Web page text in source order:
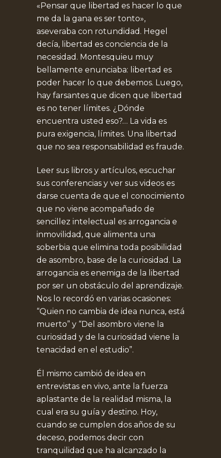
«Pensar que libertad es hacer lo que
me da la gana es ser tonto»,
aseveraba con rotundidad. Hegel
decía, libertad es conciencia de la
necesidad. Montesquieu muy
bellamente enunciaba: libertad es
poder hacer lo que debemos. Luego,
hay farsantes que dicen que libertad
es no tener límites. ¿Dónde
encuentra usted eso?… La vida es
pura exigencia, límites. Una libertad
que no sea responsabilidad es fraude.
Leer sus libros y artículos, escuchar
sus conferencias y ver sus videos es
darse cuenta de que el conocimiento
que no viene acompañado de
sencillez intelectual es arrogancia e
inmovilidad, que alimenta una
soberbia que elimina toda posibilidad
de asombro, base de la curiosidad. La
arrogancia es enemiga de la libertad
por ser un obstáculo del aprendizaje.
Nos lo recordó en varias ocasiones:
“Quien no cambia de idea nunca, está
muerto” y “Del asombro viene la
curiosidad y de la curiosidad viene la
tenacidad en el estudio”.
Él mismo cambió de idea en
entrevistas en vivo, ante la fuerza
aplastante de la realidad misma, la
cual era su guía y destino. Hoy,
cuando se cumplen dos años de su
deceso, podemos decir con
tranquilidad que ha alcanzado la